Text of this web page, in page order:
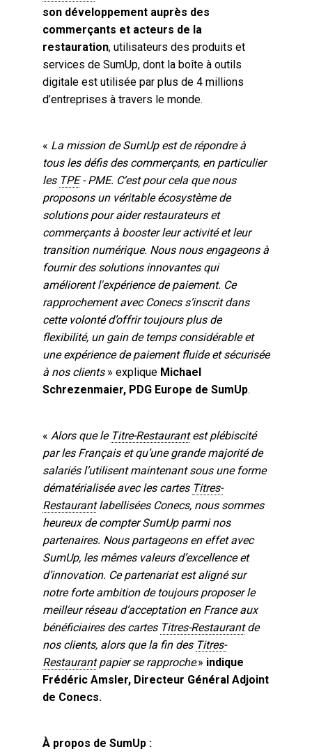
son développement auprès des
commerçants et acteurs de la
restauration, utilisateurs des produits et
services de SumUp, dont la boîte à outils
digitale est utilisée par plus de 4 millions
d’entreprises à travers le monde.
« La mission de SumUp est de répondre à
tous les défis des commerçants, en particulier
les TPE- PME. C’est pour cela que nous
proposons un véritable écosystème de
solutions pour aider restaurateurs et
commerçants à booster leur activité et leur
transition numérique. Nous nous engageons à
fournir des solutions innovantes qui
améliorent l'expérience de paiement. Ce
rapprochement avec Conecs s’inscrit dans
cette volonté d’offrir toujours plus de
flexibilité, un gain de temps considérable et
une expérience de paiement fluide et sécurisée
à nos clients» explique Michael
Schrezenmaier, PDG Europe de SumUp.
« Alors que le Titre-Restaurantest plébiscité
par les Français et qu’une grande majorité de
salariés l’utilisent maintenant sous une forme
dématérialisée avec les cartes Titres-
Restaurantlabellisées Conecs, nous sommes
heureux de compter SumUp parmi nos
partenaires. Nous partageons en effet avec
SumUp, les mêmes valeurs d’excellence et
d’innovation. Ce partenariat est aligné sur
notre forte ambition de toujours proposer le
meilleur réseau d’acceptation en France aux
bénéficiaires des cartes Titres-Restaurantde
nos clients, alors que la fin des Titres-
Restaurantpapier se rapproche.» indique
Frédéric Amsler, Directeur Général Adjoint
de Conecs.
À propos de SumUp :